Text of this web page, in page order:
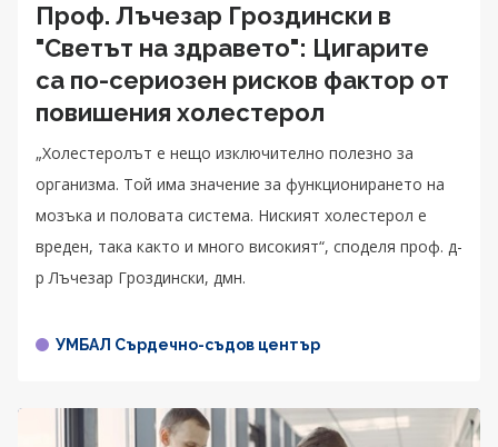
Проф. Лъчезар Гроздински в
"Светът на здравето": Цигарите
са по-сериозен рисков фактор от
повишения холестерол
„Холестеролът е нещо изключително полезно за
организма. Той има значение за функционирането на
мозъка и половата система. Ниският холестерол е
вреден, така както и много високият“, споделя проф. д-
р Лъчезар Гроздински, дмн.
УМБАЛ Сърдечно-съдов център